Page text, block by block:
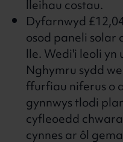
lleihau costau.
Dyfarnwyd
osod paneli solar
lle. Wedi'i leoli
Nghymru sydd
ffurfiau niferus o
gynnwys tlodi
cyfleoedd
cynnes ar ôl